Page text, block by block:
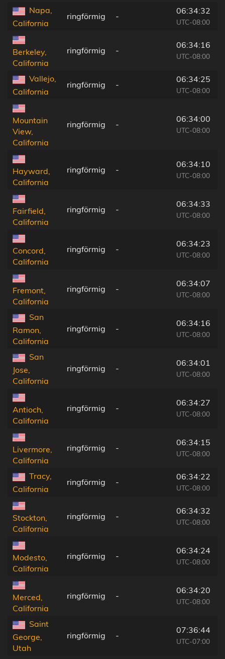
Napa,
California
ringförmig -
06:34:32
UTC-08:00
Berkeley,
California
ringförmig -
06:34:16
UTC-08:00
Vallejo,
California
ringförmig -
06:34:25
UTC-08:00
Mountain
View,
California
ringförmig -
06:34:00
UTC-08:00
Hayward,
California
ringförmig -
06:34:10
UTC-08:00
Fairfield,
California
ringförmig -
06:34:33
UTC-08:00
Concord,
California
ringförmig -
06:34:23
UTC-08:00
Fremont,
California
ringförmig -
06:34:07
UTC-08:00
San
Ramon,
California
ringförmig -
06:34:16
UTC-08:00
San
Jose,
California
ringförmig -
06:34:01
UTC-08:00
Antioch,
California
ringförmig -
06:34:27
UTC-08:00
Livermore,
California
ringförmig -
06:34:15
UTC-08:00
Tracy,
California
ringförmig -
06:34:22
UTC-08:00
Stockton,
California
ringförmig -
06:34:32
UTC-08:00
Modesto,
California
ringförmig -
06:34:24
UTC-08:00
Merced,
California
ringförmig -
06:34:20
UTC-08:00
Saint
George,
Utah
ringförmig -
07:36:44
UTC-07:00